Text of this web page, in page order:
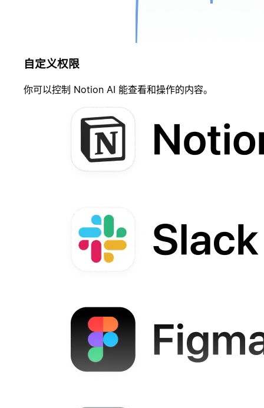
自定义权限
你可以控制 Notion AI 能查看和操作的内容。